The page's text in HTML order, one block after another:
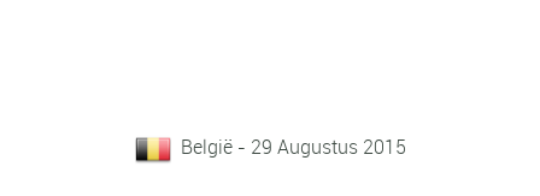
België - 29 Augustus 2015